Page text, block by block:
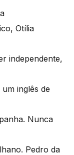
Otília
independente,
inglês de
Nunca
Pedro da